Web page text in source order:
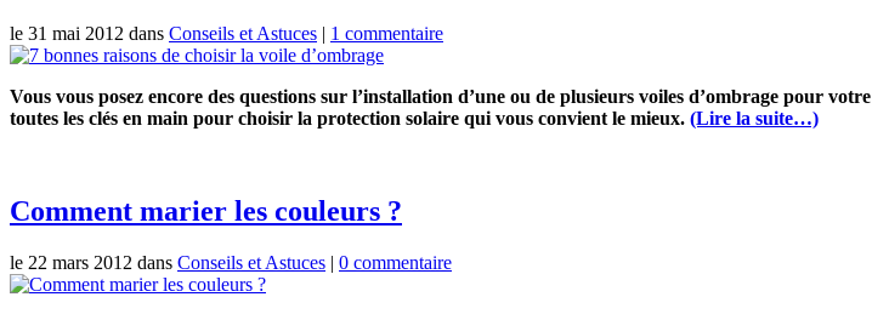
le 31 mai 2012 dans Conseils et Astuces | 1 commentaire
Vous vous posez encore des questions sur l’installation d’une ou de plusieurs voiles d’ombrage pour
toutes les clés en main pour choisir la protection solaire qui vous convient le mieux. (Lire la suite…)
Comment marier les couleurs ?
le 22 mars 2012 dans Conseils et Astuces | 0 commentaire